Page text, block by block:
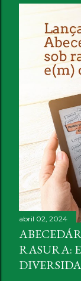
abril 02, 2024
RASURA: